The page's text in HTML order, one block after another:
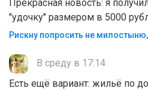
Прекрасная новость: я
"удочку" размером в 5000
Рискну попросить не
В среду в 17:14
Есть ещё вариант: жильё по